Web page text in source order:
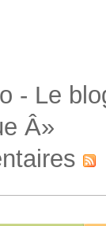
- Le
Â»